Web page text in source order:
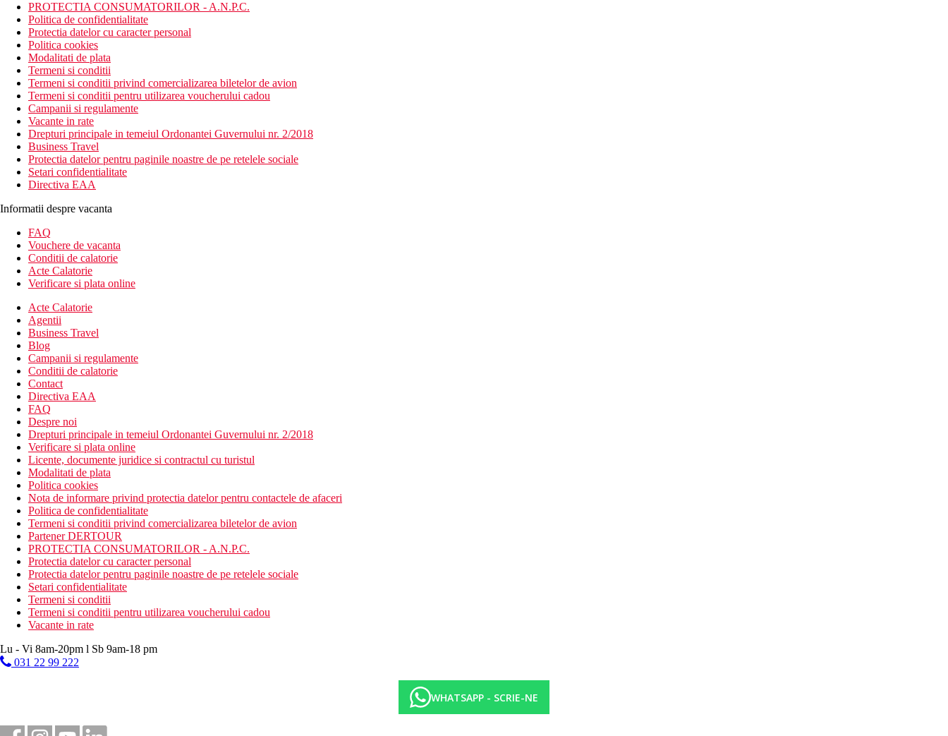
PROTECTIA CONSUMATORILOR - A.N.P.C.
Politica de confidentialitate
Protectia datelor cu caracter personal
Politica cookies
Modalitati de plata
Termeni si conditii
Termeni si conditii privind comercializarea biletelor de avion
Termeni si conditii pentru utilizarea voucherului cadou
Campanii si regulamente
Vacante in rate
Drepturi principale in temeiul Ordonantei Guvernului nr. 2/2018
Business Travel
Protectia datelor pentru paginile noastre de pe retelele sociale
Setari confidentialitate
Directiva EAA
Informatii despre vacanta
FAQ
Vouchere de vacanta
Conditii de calatorie
Acte Calatorie
Verificare si plata online
Acte Calatorie
Agentii
Business Travel
Blog
Campanii si regulamente
Conditii de calatorie
Contact
Directiva EAA
FAQ
Despre noi
Drepturi principale in temeiul Ordonantei Guvernului nr. 2/2018
Verificare si plata online
Licente, documente juridice si contractul cu turistul
Modalitati de plata
Politica cookies
Nota de informare privind protectia datelor pentru contactele de afaceri
Politica de confidentialitate
Termeni si conditii privind comercializarea biletelor de avion
Partener DERTOUR
PROTECTIA CONSUMATORILOR - A.N.P.C.
Protectia datelor cu caracter personal
Protectia datelor pentru paginile noastre de pe retelele sociale
Setari confidentialitate
Termeni si conditii
Termeni si conditii pentru utilizarea voucherului cadou
Vacante in rate
Lu - Vi 8am-20pm l Sb 9am-18 pm
031 22 99 222
WHATSAPP - SCRIE-NE